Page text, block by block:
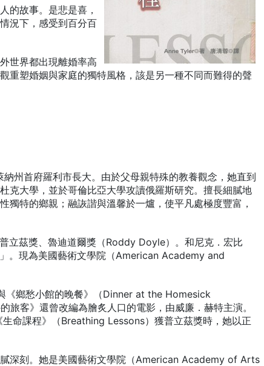
的故事。是悲是喜，
況下，感受到百分百
世界都出現離婚率高
重塑婚姻與家庭的獨特風格，該是另一種不同而難得的聲
州首府羅利市長大。由於父母親特殊的教養觀念，她直到
克大學，並於哥倫比亞大學攻讀俄羅斯研究。擅長細膩地
獨特的鄉親；融詼諧與溫馨於一爐，使平凡處極度豐富，
立茲獎、魯迪道爾獎（Roddy Doyle）。和尼克．宏比
。現為美國藝術文學院（American Academy and
鄉愁小館的晚餐》（Dinner at the Homesick
客》還曾改編為膾炙人口的電影，由威廉．赫特主演。
命課程》（Breathing Lessons）獲普立茲獎時，她以正
深刻。她是美國藝術文學院（American Academy of Arts